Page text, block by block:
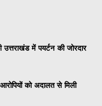
में पयर्टन की जोरदार
को अदालत से मिली